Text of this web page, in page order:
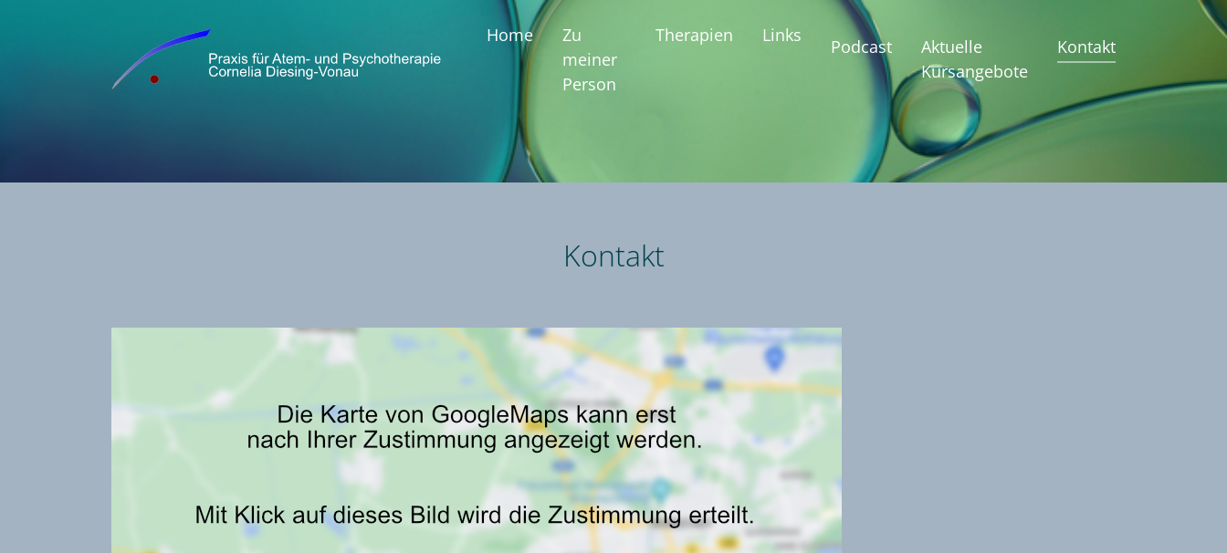
Home
Zu
meiner
Person
Therapien Links
Podcast
Aktuelle
Kursangebote
Kontakt(current)
Kontakt